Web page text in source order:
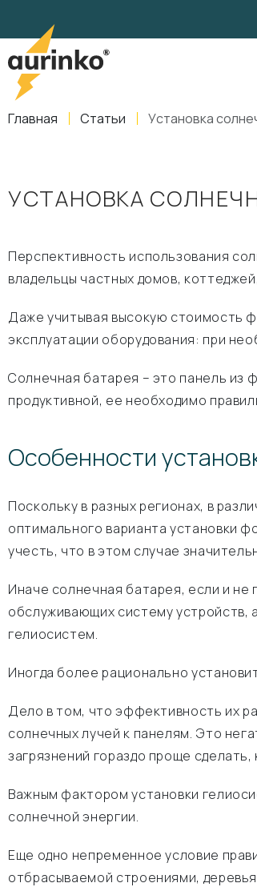
Главная Статьи Установка
УСТАНОВКА
Перспективность использования
владельцы частных домов,
Даже учитывая высокую стоимость
эксплуатации оборудования: при
Солнечная батарея – это панель из
продуктивной, ее необходимо
Особенности
Поскольку в разных регионах, в
оптимального варианта установки
учесть, что в этом случае
Иначе солнечная батарея, если и не
обслуживающих систему устройств,
гелиосистем.
Иногда более рационально
Дело в том, что эффективность их
солнечных лучей к панелям. Это
загрязнений гораздо проще
Важным фактором установки
солнечной энергии.
Еще одно непременное условие
отбрасываемой строениями,
,Свердловская область
info@aurinkos.com
8-800-770-79-40